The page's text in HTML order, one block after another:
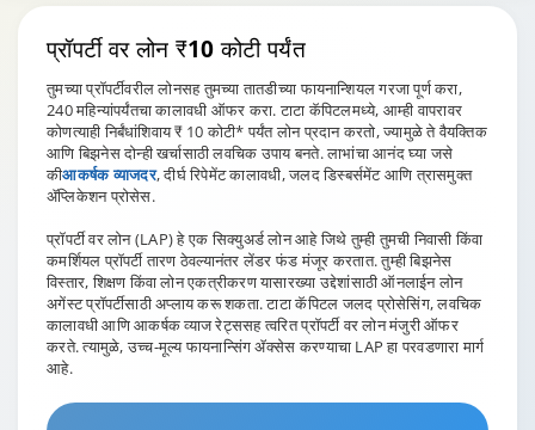
प्रॉपर्टी वर लोन₹10 कोटी पर्यंत
तुमच्या प्रॉपर्टीवरील लोनसह तुमच्या तातडीच्या फायनान्शियल गरजा पूर्ण करा,
240 महिन्यांपर्यंतचा कालावधी ऑफर करा. टाटा कॅपिटलमध्ये, आम्ही वापरावर
कोणत्याही निर्बंधांशिवाय ₹ 10 कोटी* पर्यंत लोन प्रदान करतो, ज्यामुळे ते वैयक्तिक
आणि बिझनेस दोन्ही खर्चासाठी लवचिक उपाय बनते. लाभांचा आनंद घ्या जसे
कीआकर्षक व्याजदर, दीर्घ रिपेमेंट कालावधी, जलद डिस्बर्समेंट आणि त्रासमुक्त
ॲप्लिकेशन प्रोसेस.
प्रॉपर्टी वर लोन (LAP) हे एक सिक्युअर्ड लोन आहे जिथे तुम्ही तुमची निवासी किंवा
कमर्शियल प्रॉपर्टी तारण ठेवल्यानंतर लेंडर फंड मंजूर करतात. तुम्ही बिझनेस
विस्तार, शिक्षण किंवा लोन एकत्रीकरण यासारख्या उद्देशांसाठी ऑनलाईन लोन
अगेंस्ट प्रॉपर्टीसाठी अप्लाय करू शकता. टाटा कॅपिटल जलद प्रोसेसिंग, लवचिक
कालावधी आणि आकर्षक व्याज रेट्ससह त्वरित प्रॉपर्टी वर लोन मंजुरी ऑफर
करते. त्यामुळे, उच्च-मूल्य फायनान्सिंग ॲक्सेस करण्याचा LAP हा परवडणारा मार्ग
आहे.